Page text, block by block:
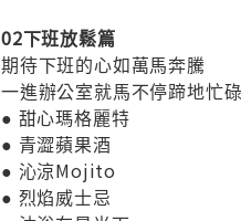
02下班放鬆篇
期待下班的心如萬馬奔騰
一進辦公室就馬不停蹄地忙
● 甜心瑪格麗特
● 青澀蘋果酒
● 沁涼Mojito
● 烈焰威士忌